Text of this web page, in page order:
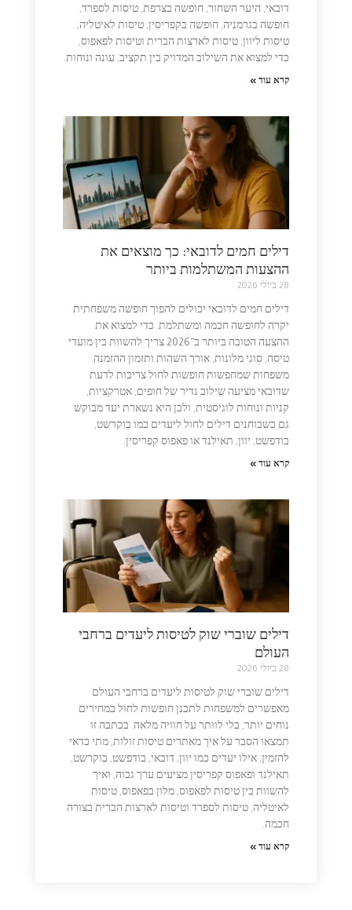
דובאי, היער השחור, חופשה בצרפת, טיסות לספרד,
חופשה בגרמניה, חופשה בקפריסין, טיסות לאיטליה,
טיסות ליוון, טיסות לארצות הברית וטיסות לפאפוס,
כדי למצוא את השילוב המדויק בין תקציב, עונה ונוחות.
קרא עוד »
דילים חמים לדובאי: כך מוצאים את
ההצעות המשתלמות ביותר
28 ביולי 2026
דילים חמים לדובאי יכולים להפוך חופשה משפחתית
יקרה לחופשה חכמה ומשתלמת. כדי למצוא את
ההצעה הטובה ביותר ב־2026 צריך להשוות בין מועדי
טיסה, סוגי מלונות, אורך השהות ותזמון ההזמנה.
משפחות שמחפשות חופשות לחול צריכות לדעת
שדובאי מציעה שילוב נדיר של חופים, אטרקציות,
קניות ונוחות לוגיסטית, ולכן היא נשארת יעד מבוקש
גם כשבוחנים דילים לחול ליעדים כמו בוקרשט,
בודפשט, יוון, תאילנד או פאפוס קפריסין.
קרא עוד »
דילים שוברי שוק לטיסות ליעדים ברחבי
העולם
28 ביולי 2026
דילים שוברי שוק לטיסות ליעדים ברחבי העולם
מאפשרים למשפחות לתכנן חופשות לחול במחירים
נוחים יותר, בלי לוותר על חוויה מלאה. בכתבה זו
תמצאו הסבר על איך מאתרים טיסות זולות, מתי כדאי
להזמין, אילו יעדים כמו יוון, דובאי, בודפשט, בוקרשט,
תאילנד ופאפוס קפריסין מציעים ערך גבוה, ואיך
להשוות בין טיסות לפאפוס, מלון בפאפוס, טיסות
לאיטליה, טיסות לספרד וטיסות לארצות הברית בצורה
חכמה.
קרא עוד »